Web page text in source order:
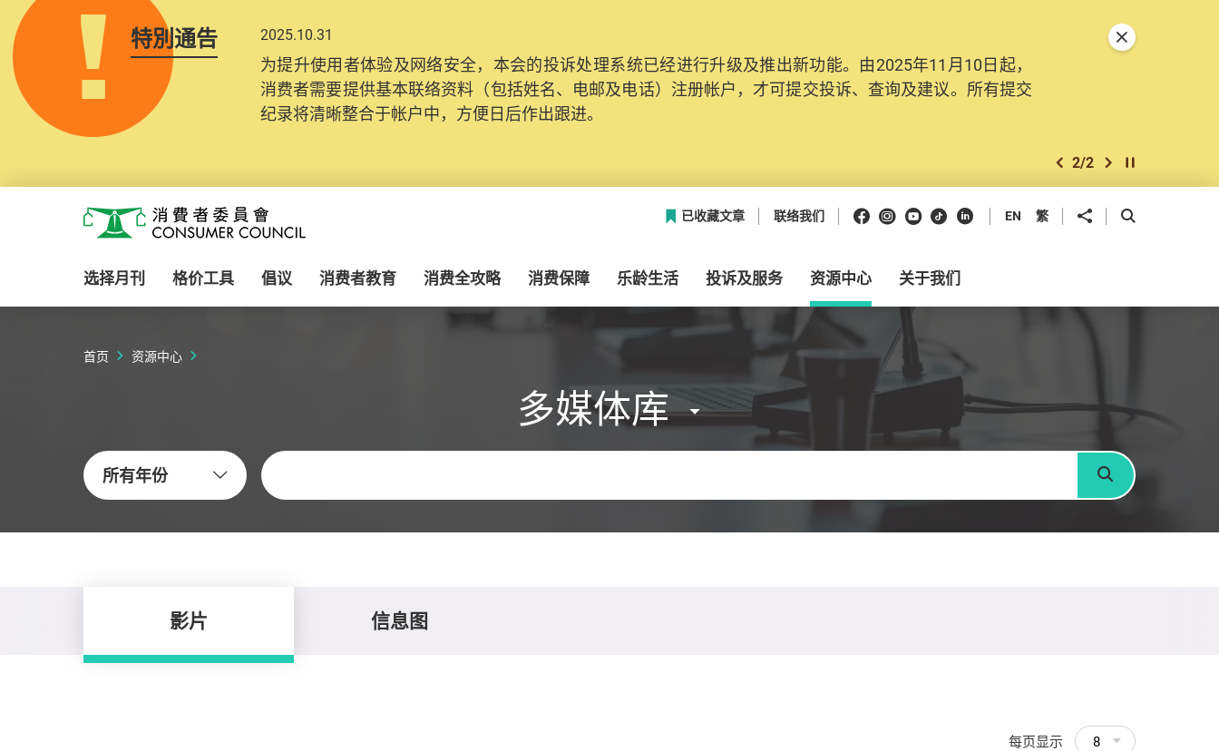
特別通告 2025.10.31
为提升使用者体验及网络安全，本会的投诉处理系统已经进行升级及推出新功能。由2025年11月10日起，
消费者需要提供基本联络资料（包括姓名、电邮及电话）注册帐户，才可提交投诉、查询及建议。所有提交
纪录将清晰整合于帐户中，方便日后作出跟进。
上一个
2/2 下一个开始/暂停幻灯
关闭特別通告
消费者委员会
已收藏文章 联络我们 Facebook
Instagram
Youtube
抖音领英 EN 繁 分享到 开启搜寻框
选择月刊 格价工具 倡议 消费者教育 消费全攻略 消费保障 乐龄生活 投诉及服务 资源中心 关于我们
首页 资源中心
多媒体库
所有年份
关键字
搜寻
影片 信息图
每页显示 8